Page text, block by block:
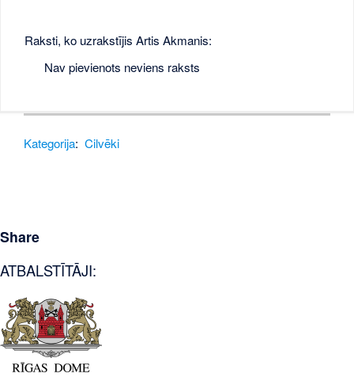
Raksti, ko uzrakstījis Artis Akmanis:
Nav pievienots neviens raksts
Kategorija: Cilvēki
Share
ATBALSTĪTĀJI: